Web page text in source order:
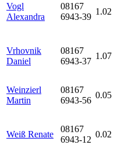
Vogl
Alexandra
08167
6943-39
1.02
Vrhovnik
Daniel
08167
6943-37
1.07
Weinzierl
Martin
08167
6943-56
0.05
Weiß Renate
08167
6943-12
0.02